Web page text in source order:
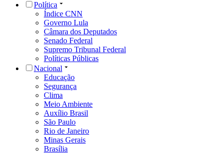
Política
Índice CNN
Governo Lula
Câmara dos Deputados
Senado Federal
Supremo Tribunal Federal
Políticas Públicas
Nacional
Educação
Segurança
Clima
Meio Ambiente
Auxílio Brasil
São Paulo
Rio de Janeiro
Minas Gerais
Brasília